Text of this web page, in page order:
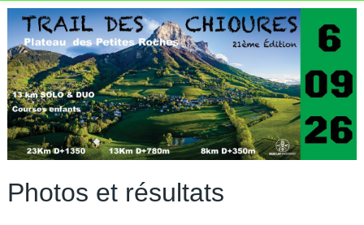
Photos et résultats